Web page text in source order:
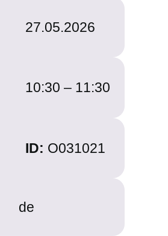
27.05.2026
10:30 – 11:30
ID: O031021
de